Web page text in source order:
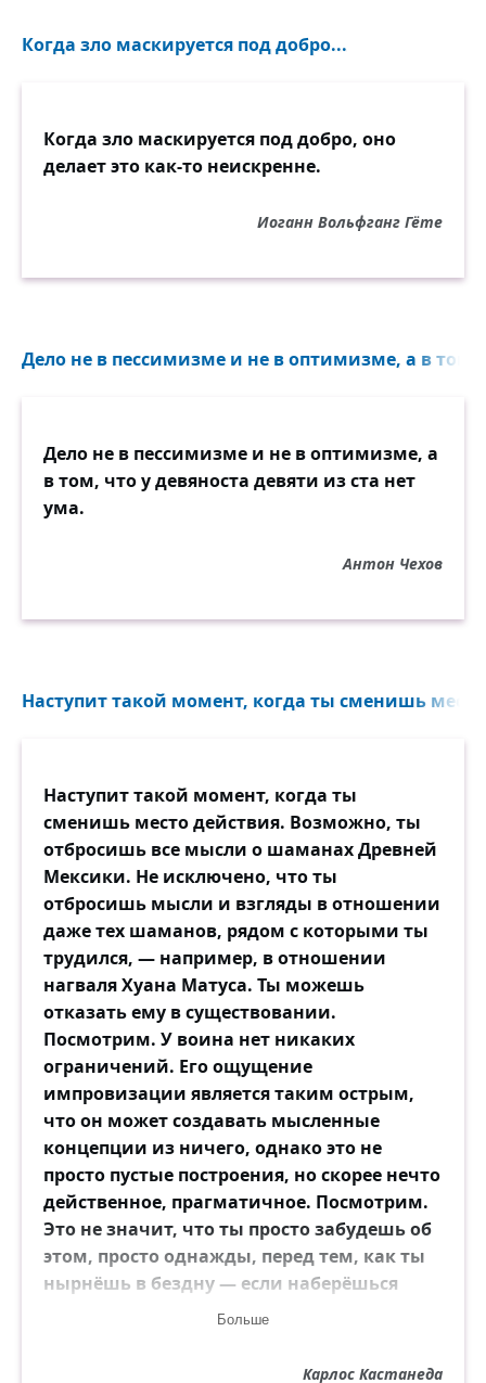
Когда зло маскируется под добро...
Когда зло маскируется под добро, оно
делает это как-то неискренне.
Иоганн Вольфганг Гёте
Дело не в пессимизме и не в оптимизме, а в том,
Дело не в пессимизме и не в оптимизме, а
в том, что у девяноста девяти из ста нет
ума.
Антон Чехов
Наступит такой момент, когда ты сменишь
Наступит такой момент, когда ты
сменишь место действия. Возможно, ты
отбросишь все мысли о шаманах Древней
Мексики. Не исключено, что ты
отбросишь мысли и взгляды в отношении
даже тех шаманов, рядом с которыми ты
трудился, — например, в отношении
нагваля Хуана Матуса. Ты можешь
отказать ему в существовании.
Посмотрим. У воина нет никаких
ограничений. Его ощущение
импровизации является таким острым,
что он может создавать мысленные
концепции из ничего, однако это не
просто пустые построения, но скорее нечто
действенное, прагматичное. Посмотрим.
Это не значит, что ты просто забудешь об
этом, просто однажды, перед тем, как ты
нырнёшь в бездну — если наберёшься
дерзости пройти по её краю, если будешь
пути, — ты придёшь к присущим воинам
Больше
Карлос Кастанеда